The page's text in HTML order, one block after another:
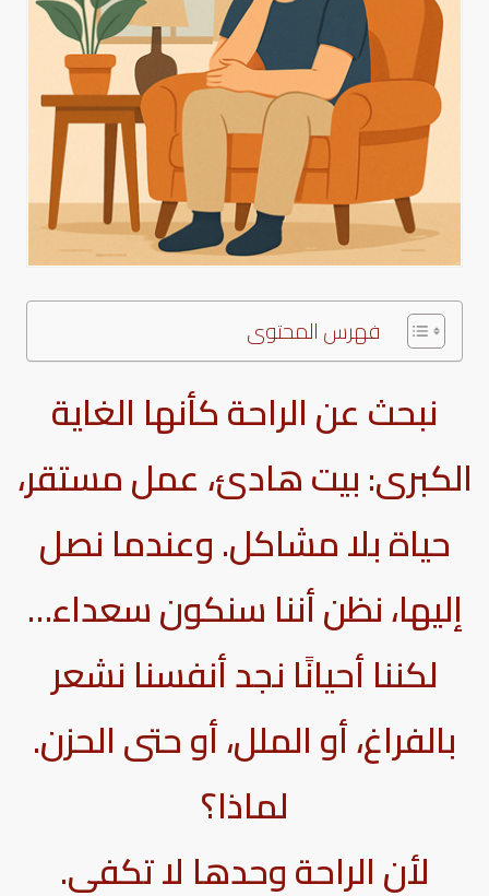
فهرس المحتوى
نبحث عن الراحة كأنها الغاية
الكبرى: بيت هادئ، عمل مستقر،
حياة بلا مشاكل. وعندما نصل
إليها، نظن أننا سنكون سعداء…
لكننا أحيانًا نجد أنفسنا نشعر
بالفراغ، أو الملل، أو حتى الحزن.
لماذا؟
لأن الراحة وحدها لا تكفي.